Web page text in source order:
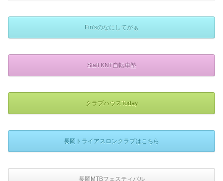
Fin'sのなにしてがぁ
Staff KNT自転車塾
クラブハウスToday
長岡トライアスロンクラブはこちら
長岡MTBフェスティバル